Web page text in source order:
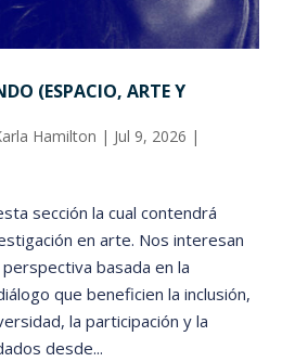
(ESPACIO, ARTE Y
Hamilton | Jul 9, 2026 |
sección la cual contendrá
en arte. Nos interesan
basada en la
que beneficien la inclusión,
la participación y la
desde...